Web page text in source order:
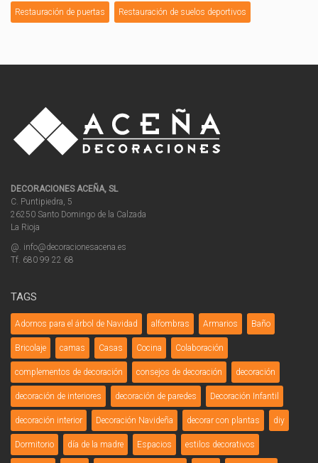
Restauración de puertas Restauración de suelos deportivos
DECORACIONES ACEÑA, SL
C. Puntipiedra, 5
26250 Santo Domingo de la Calzada
La Rioja
@. info@decoracionesacena.es
Tf. 680 99 22 68
TAGS
Adornos para el árbol de Navidad alfombras Armarios Baño
Bricolaje camas Casas Cocina Colaboración
complementos de decoración consejos de decoración decoración
decoración de interiores decoración de paredes Decoración Infantil
decoración interior Decoración Navideña decorar con plantas diy
Dormitorio día de la madre Espacios estilos decorativos